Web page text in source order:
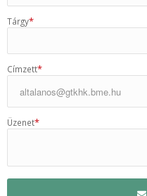
Tárgy*
Címzett*
Üzenet*